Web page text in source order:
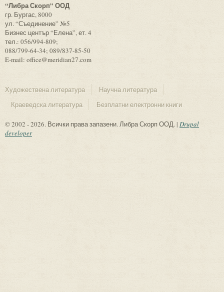
“Либра Скорп” ООД
гр. Бургас, 8000
ул. “Съединение” №5
Бизнес център “Елена”, ет. 4
тел.: 056/994-809;
088/799-64-34; 089/837-85-50
E-mail: office@meridian27.com
Художествена литература
Научна литература
Краеведска литература
Безплатни електронни книги
© 2002 - 2026. Всички права запазени. Либра Скорп ООД. | Drupal
developer